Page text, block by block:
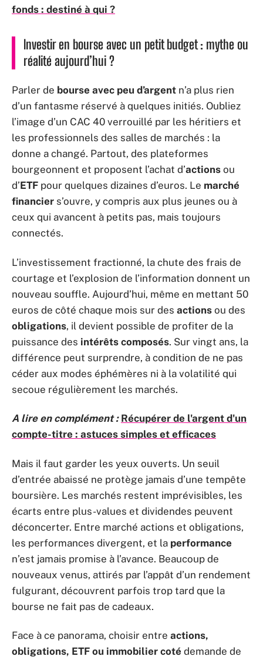
fonds : destiné à qui ?
Investir en bourse avec un petit budget : mythe ou
réalité aujourd’hui ?
Parler de bourse avec peu d’argent n’a plus rien
d’un fantasme réservé à quelques initiés. Oubliez
l’image d’un CAC 40 verrouillé par les héritiers et
les professionnels des salles de marchés : la
donne a changé. Partout, des plateformes
bourgeonnent et proposent l’achat d’actions ou
d’ETF pour quelques dizaines d’euros. Le marché
financier s’ouvre, y compris aux plus jeunes ou à
ceux qui avancent à petits pas, mais toujours
connectés.
L’investissement fractionné, la chute des frais de
courtage et l’explosion de l’information donnent un
nouveau souffle. Aujourd’hui, même en mettant 50
euros de côté chaque mois sur des actions ou des
obligations, il devient possible de profiter de la
puissance des intérêts composés. Sur vingt ans, la
différence peut surprendre, à condition de ne pas
céder aux modes éphémères ni à la volatilité qui
secoue régulièrement les marchés.
A lire en complément : Récupérer de l'argent d'un
compte-titre : astuces simples et efficaces
Mais il faut garder les yeux ouverts. Un seuil
d’entrée abaissé ne protège jamais d’une tempête
boursière. Les marchés restent imprévisibles, les
écarts entre plus-values et dividendes peuvent
déconcerter. Entre marché actions et obligations,
les performances divergent, et la performance
n’est jamais promise à l’avance. Beaucoup de
nouveaux venus, attirés par l’appât d’un rendement
fulgurant, découvrent parfois trop tard que la
bourse ne fait pas de cadeaux.
Face à ce panorama, choisir entre actions,
obligations, ETF ou immobilier coté demande de